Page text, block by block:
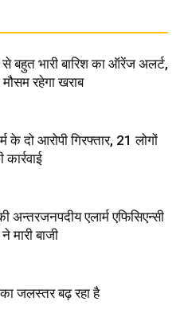
से बहुत भारी बारिश का ऑरेंज अलर्ट,
रहेगा खराब
के दो आरोपी गिरफ्तार, 21 लोगों
अन्तरजनपदीय एलार्म एफिसिएन्सी
मारी बाजी
का जलस्तर बढ़ रहा है